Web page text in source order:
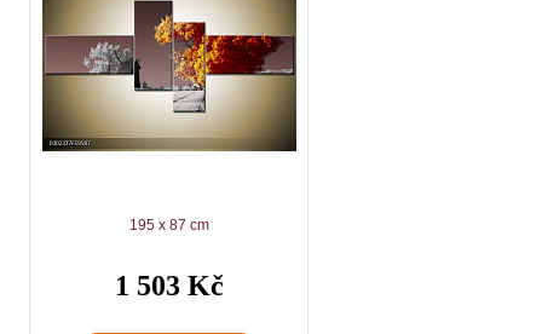
195 x 87 cm
1 503 Kč